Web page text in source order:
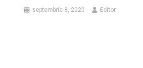
septembrie 8, 2020 Editor